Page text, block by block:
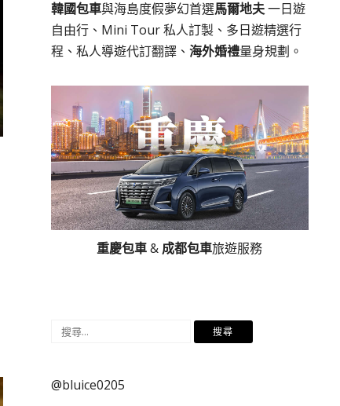
韓國包車與海島度假夢幻首選馬爾地夫一日遊
自由行、Mini Tour 私人訂製、多日遊精選行
程、私人導遊代訂翻譯、 海外婚禮量身規劃。
重慶包車& 成都包車旅遊服務
搜
鍵
@bluice0205